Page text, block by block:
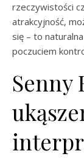
rzeczywistości
atrakcyjność,
się – to
poczuciem
Senny